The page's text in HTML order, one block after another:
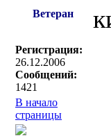
Ветеран
Регистрация:
26.12.2006
Сообщений:
1421
В начало
страницы